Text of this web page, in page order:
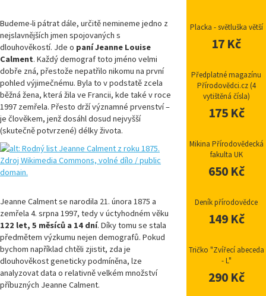
Budeme-li pátrat dále, určitě nemineme jedno z
nejslavnějších jmen spojovaných s
dlouhověkostí. Jde o paní Jeanne Louise
Calment. Každý demograf toto jméno velmi
dobře zná, přestože nepatřilo nikomu na první
pohled výjimečnému. Byla to v podstatě zcela
běžná žena, která žila ve Francii, kde také v roce
1997 zemřela. Přesto drží významné prvenství –
je člověkem, jenž dosáhl dosud nejvyšší
(skutečně potvrzené) délky života.
Jeanne Calment se narodila 21. února 1875 a
zemřela 4. srpna 1997, tedy v úctyhodném věku
122 let, 5 měsíců a 14 dní. Díky tomu se stala
předmětem výzkumu nejen demografů. Pokud
bychom například chtěli zjistit, zda je
dlouhověkost geneticky podmíněna, lze
analyzovat data o relativně velkém množství
příbuzných Jeanne Calment.
Placka - světluška větší
17 Kč
Předplatné magazínu
Přírodovědci.cz (4
vytištěná čísla)
175 Kč
Mikina Přírodovědecká
fakulta UK
650 Kč
Deník přírodovědce
149 Kč
Tričko "Zvířecí abeceda
- L"
290 Kč